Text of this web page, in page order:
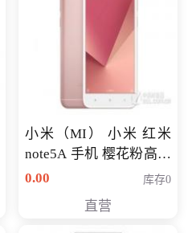
小米（MI） 小米 红米
note5A 手机 樱花粉高配
版 全网通(3G+32G)
0.00 库存0
直营